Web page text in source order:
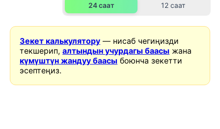
24 саат 12 саат
Зекет калькулятору — нисаб чегиңизди
текшерип,алтындын учурдагы баасы жана
күмүштүн жандуу баасы боюнча зекетти
эсептеңиз.